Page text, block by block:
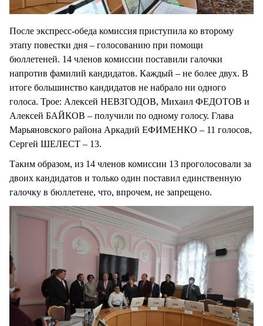
После экспресс-обеда комиссия приступила ко второму
этапу повестки дня – голосованию при помощи
бюллетеней. 14 членов комиссии поставили галочки
напротив фамилий кандидатов. Каждый – не более двух. В
итоге большинство кандидатов не набрало ни одного
голоса. Трое: Алексей НЕВЗГОДОВ, Михаил ФЕДОТОВ и
Алексей БАЙКОВ – получили по одному голосу. Глава
Марьяновского района Аркадий ЕФИМЕНКО – 11 голосов,
Сергей ШЕЛЕСТ – 13.
Таким образом, из 14 членов комиссии 13 проголосовали за
двоих кандидатов и только один поставил единственную
галочку в бюллетене, что, впрочем, не запрещено.